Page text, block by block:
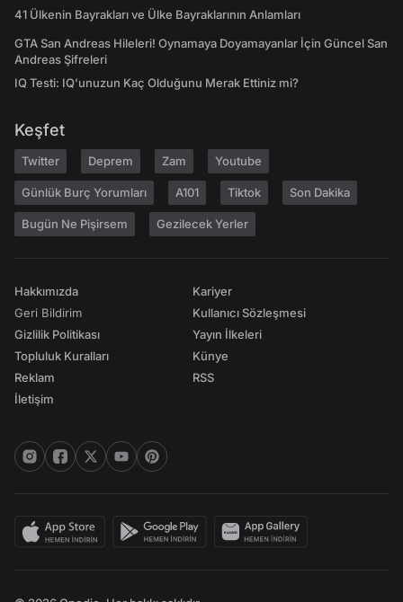
41 Ülkenin Bayrakları ve Ülke Bayraklarının Anlamları
GTA San Andreas Hileleri! Oynamaya Doyamayanlar İçin Güncel San
Andreas Şifreleri
IQ Testi: IQ'unuzun Kaç Olduğunu Merak Ettiniz mi?
Keşfet
Twitter Deprem Zam Youtube
Günlük Burç Yorumları A101 Tiktok Son Dakika
Bugün Ne Pişirsem Gezilecek Yerler
Hakkımızda
Geri Bildirim
Gizlilik Politikası
Topluluk Kuralları
Reklam
İletişim
Kariyer
Kullanıcı Sözleşmesi
Yayın İlkeleri
Künye
RSS